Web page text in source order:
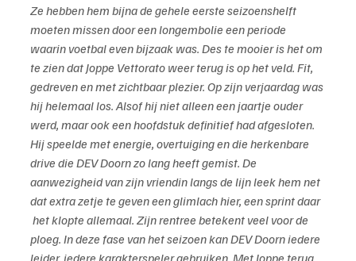
Ze hebben hem bijna de gehele eerste seizoenshelft
moeten missen door een longembolie een periode
waarin voetbal even bijzaak was. Des te mooier is het om
te zien dat Joppe Vettorato weer terug is op het veld. Fit,
gedreven en met zichtbaar plezier. Op zijn verjaardag was
hij helemaal los. Alsof hij niet alleen een jaartje ouder
werd, maar ook een hoofdstuk definitief had afgesloten.
Hij speelde met energie, overtuiging en die herkenbare
drive die DEV Doorn zo lang heeft gemist. De
aanwezigheid van zijn vriendin langs de lijn leek hem net
dat extra zetje te geven een glimlach hier, een sprint daar
het klopte allemaal. Zijn rentree betekent veel voor de
ploeg. In deze fase van het seizoen kan DEV Doorn iedere